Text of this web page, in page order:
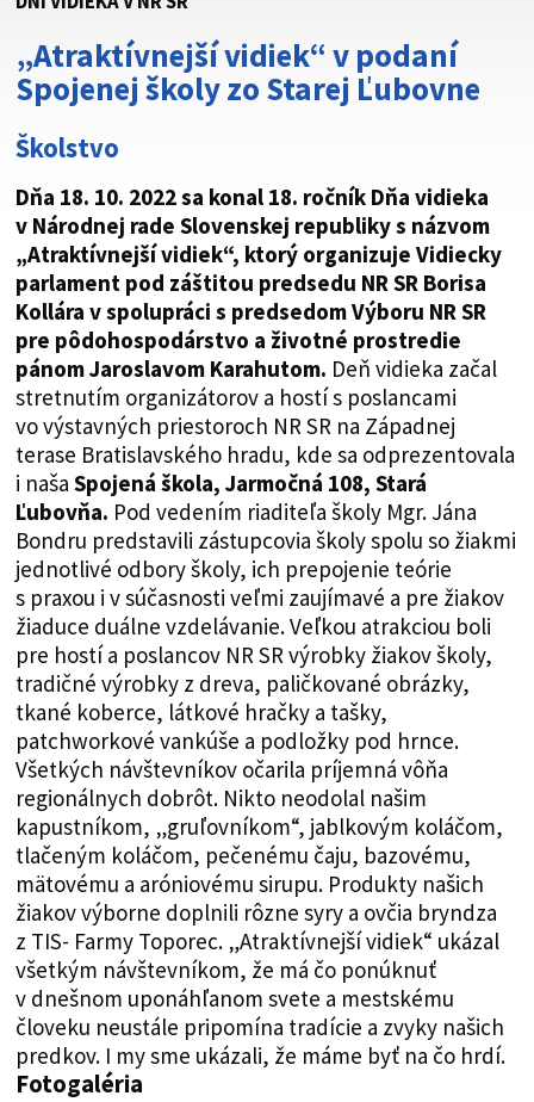
vždy začína https:// pred názvom domény webového sídla.
„Atraktívnejší vidiek“ v podaní
Spojenej školy zo Starej Ľubovne
Školstvo
Dňa 18. 10. 2022 sa konal 18. ročník Dňa vidieka
v Národnej rade Slovenskej republiky s názvom
„Atraktívnejší vidiek“, ktorý organizuje Vidiecky
parlament pod záštitou predsedu NR SR Borisa
Kollára v spolupráci s predsedom Výboru NR SR
pre pôdohospodárstvo a životné prostredie
pánom Jaroslavom Karahutom. Deň vidieka začal
stretnutím organizátorov a hostí s poslancami
vo výstavných priestoroch NR SR na Západnej
terase Bratislavského hradu, kde sa odprezentovala
i naša Spojená škola, Jarmočná 108, Stará
Ľubovňa. Pod vedením riaditeľa školy Mgr. Jána
Bondru predstavili zástupcovia školy spolu so žiakmi
jednotlivé odbory školy, ich prepojenie teórie
s praxou i v súčasnosti veľmi zaujímavé a pre žiakov
žiaduce duálne vzdelávanie. Veľkou atrakciou boli
pre hostí a poslancov NR SR výrobky žiakov školy,
tradičné výrobky z dreva, paličkované obrázky,
tkané koberce, látkové hračky a tašky,
patchworkové vankúše a podložky pod hrnce.
Všetkých návštevníkov očarila príjemná vôňa
regionálnych dobrôt. Nikto neodolal našim
kapustníkom, „gruľovníkom“, jablkovým koláčom,
tlačeným koláčom, pečenému čaju, bazovému,
mätovému a aróniovému sirupu. Produkty našich
žiakov výborne doplnili rôzne syry a ovčia bryndza
z TIS- Farmy Toporec. „Atraktívnejší vidiek“ ukázal
všetkým návštevníkom, že má čo ponúknuť
v dnešnom uponáhľanom svete a mestskému
človeku neustále pripomína tradície a zvyky našich
predkov. I my sme ukázali, že máme byť na čo hrdí.
Fotogaléria